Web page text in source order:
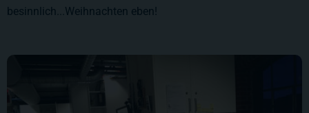
besinnlich...Weihnachten eben!